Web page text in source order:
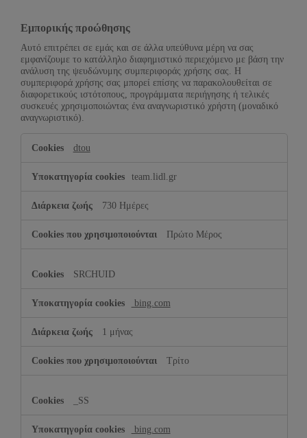
Εμπορικής προώθησης
Αυτό επιτρέπει σε εμάς και σε άλλα υπεύθυνα μέρη να σας
εμφανίζουμε το κατάλληλο διαφημιστικό περιεχόμενο με βάση την
ανάλυση της ψευδώνυμης συμπεριφοράς χρήσης σας. Η
συμπεριφορά χρήσης σας μπορεί επίσης να παρακολουθείται σε
διαφορετικούς ιστότοπους, προγράμματα περιήγησης ή τελικές
συσκευές χρησιμοποιώντας ένα αναγνωριστικό χρήστη (μοναδικό
αναγνωριστικό).
προώθησης
dtou
team.lidl.gr
730 Ημέρες
Πρώτο Μέρος
SRCHUID
bing.com
1 μήνας
Τρίτο
_SS
bing.com